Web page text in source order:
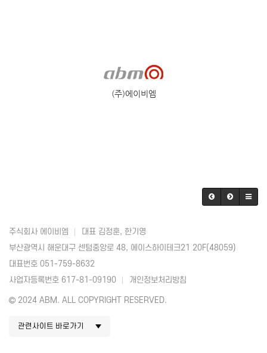
(주)에이비엠
주식회사 에이비엠
대표 김정훈, 한기영
부산광역시 해운대구 센텀중앙로 48, 에이스하이테크21 20F(48059)
대표번호 051-759-8632
사업자등록번호 617-81-09190
개인정보처리방침
2024 ABM. ALL COPYRIGHT RESERVED.